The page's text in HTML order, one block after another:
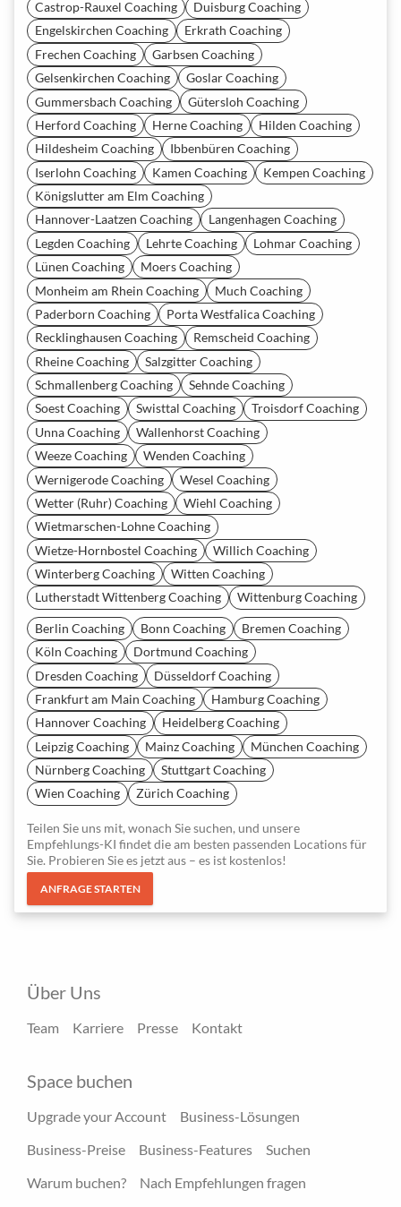
Castrop-Rauxel Coaching
Duisburg Coaching
Engelskirchen Coaching
Erkrath Coaching
Frechen Coaching
Garbsen Coaching
Gelsenkirchen Coaching
Goslar Coaching
Gummersbach Coaching
Gütersloh Coaching
Herford Coaching
Herne Coaching
Hilden Coaching
Hildesheim Coaching
Ibbenbüren Coaching
Iserlohn Coaching
Kamen Coaching
Kempen Coaching
Königslutter am Elm Coaching
Hannover-Laatzen Coaching
Langenhagen Coaching
Legden Coaching
Lehrte Coaching
Lohmar Coaching
Lünen Coaching
Moers Coaching
Monheim am Rhein Coaching
Much Coaching
Paderborn Coaching
Porta Westfalica Coaching
Recklinghausen Coaching
Remscheid Coaching
Rheine Coaching
Salzgitter Coaching
Schmallenberg Coaching
Sehnde Coaching
Soest Coaching
Swisttal Coaching
Troisdorf Coaching
Unna Coaching
Wallenhorst Coaching
Weeze Coaching
Wenden Coaching
Wernigerode Coaching
Wesel Coaching
Wetter (Ruhr) Coaching
Wiehl Coaching
Wietmarschen-Lohne Coaching
Wietze-Hornbostel Coaching
Willich Coaching
Winterberg Coaching
Witten Coaching
Lutherstadt Wittenberg Coaching
Wittenburg Coaching
Berlin Coaching Bonn Coaching
Bremen Coaching
Köln Coaching
Dortmund Coaching
Dresden Coaching
Düsseldorf Coaching
Frankfurt am Main Coaching
Hamburg Coaching
Hannover Coaching
Heidelberg Coaching
Leipzig Coaching
Mainz Coaching
München Coaching
Nürnberg Coaching
Stuttgart Coaching
Wien Coaching
Zürich Coaching
Teilen Sie uns mit, wonach Sie suchen, und unsere
Empfehlungs-KI findet die am besten passenden Locations für
Sie. Probieren Sie es jetzt aus – es ist kostenlos!
ANFRAGE STARTEN
Über Uns
Team Karriere Presse Kontakt
Space buchen
Upgrade your Account
Business-Lösungen
Business-Preise
Business-Features
Suchen
Warum buchen?
Nach Empfehlungen fragen